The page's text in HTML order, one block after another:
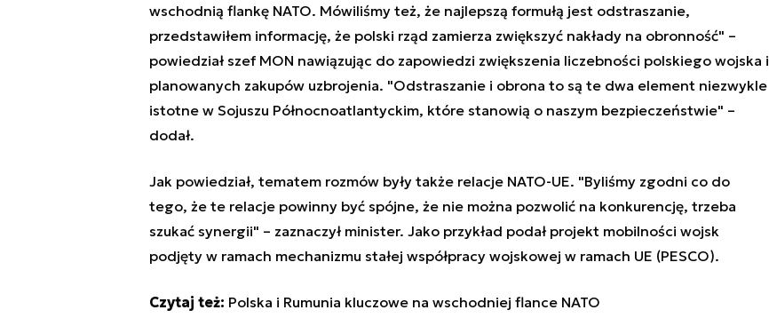
wschodnią flankę NATO. Mówiliśmy też, że najlepszą formułą jest odstraszanie,
przedstawiłem informację, że polski rząd zamierza zwiększyć nakłady na obronność" –
powiedział szef MON nawiązując do zapowiedzi zwiększenia liczebności polskiego wojska i
planowanych zakupów uzbrojenia. "Odstraszanie i obrona to są te dwa element niezwykle
istotne w Sojuszu Północnoatlantyckim, które stanowią o naszym bezpieczeństwie" –
dodał.
Jak powiedział, tematem rozmów były także relacje NATO-UE. "Byliśmy zgodni co do
tego, że te relacje powinny być spójne, że nie można pozwolić na konkurencję, trzeba
szukać synergii" – zaznaczył minister. Jako przykład podał projekt mobilności wojsk
podjęty w ramach mechanizmu stałej współpracy wojskowej w ramach UE (PESCO).
Czytaj też: Polska i Rumunia kluczowe na wschodniej flance NATO